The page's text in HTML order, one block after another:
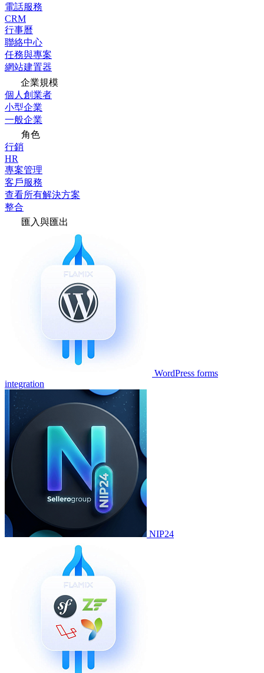
電話服務
CRM
行事曆
聯絡中心
任務與專案
網站建置器
企業規模
個人創業者
小型企業
一般企業
角色
行銷
HR
專案管理
客戶服務
查看所有解決方案
整合
匯入與匯出
WordPress forms
integration
NIP24